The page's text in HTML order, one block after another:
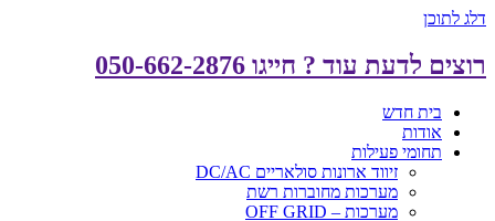
דלג לתוכן
רוצים לדעת עוד ? חייגו 050-662-2876
בית חדש
אודות
תחומי פעילות
זיווד ארונות סולאריים DC/AC
מערכות מחוברות רשת
מערכות – OFF GRID